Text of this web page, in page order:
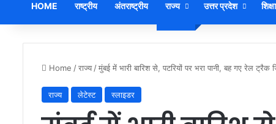
HOME राष्ट्रीय अंतराष्ट्रीय राज्य उत्तर प्रदेश शिक्षा
Home /राज्य /मुंबई में भारी बारिश से, पटरियों पर भरा पानी, बह गए रेल ट्रैक
राज्य लेटेस्ट स्लाइडर